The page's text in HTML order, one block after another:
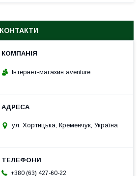
КОНТАКТИ
Інтернет-магазин aventure
ул. Хортицька, Кременчук, Україна
+380 (63) 427-60-22